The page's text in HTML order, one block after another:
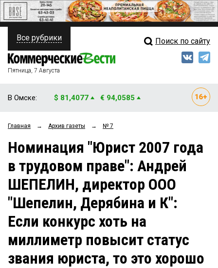
ПОЛИТИКА
ФИНАНСЫ
ОБЩЕСТВО
ЗАКОН
НОВОСТИ КОМПАНИЙ
ПРОИСШЕСТВИЯ
СТИЛЬ ЖИЗНИ
Свежий выпуск
Рейтинги
Блоги
Архив
Все рубрики Поиск по сайту
Пятница, 7 Августа
В Омске: $ 81,4077 € 94,0585
Главная → Архив газеты → № 7
Номинация "Юрист 2007 года
в трудовом праве": Андрей
ШЕПЕЛИН, директор ООО
"Шепелин, Дерябина и К":
Если конкурс хоть на
миллиметр повысит статус
звания юриста, то это хорошо